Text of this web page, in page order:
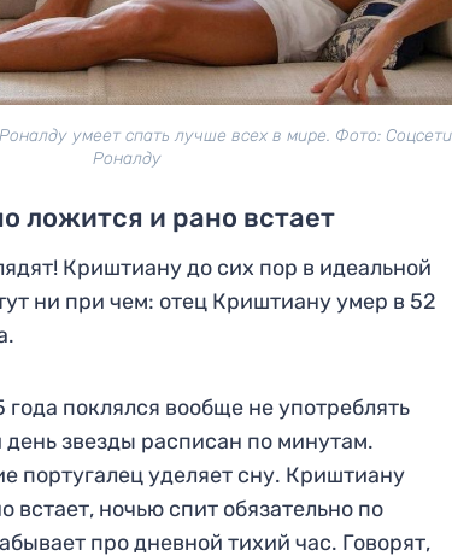
умеет спать лучше всех в мире. Фото: Соцсети
Роналду
ложится и рано встает
Криштиану до сих пор в идеальной
ни при чем: отец Криштиану умер в 52
поклялся вообще не употреблять
звезды расписан по минутам.
португалец уделяет сну. Криштиану
встает, ночью спит обязательно по
про дневной тихий час. Говорят,